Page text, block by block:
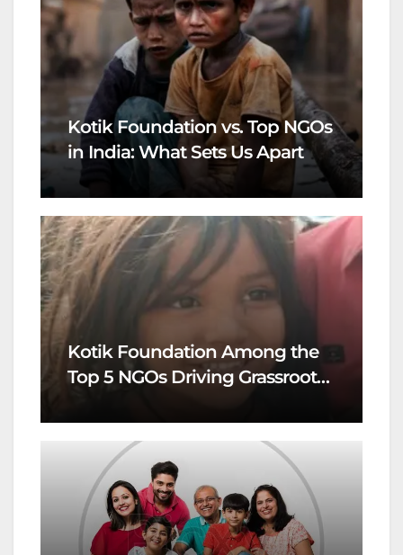
Kotik Foundation vs. Top NGOs
in India: What Sets Us Apart
Kotik Foundation Among the
Top 5 NGOs Driving Grassroots